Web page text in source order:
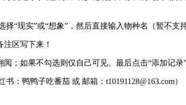
“现实”或“想象”，然后直接输入物种名（暂不支
区写下来！
；如果不勾选则仅自己可见。最后点击“添加记录
：鸭鸭子吃番茄 或 邮箱：t10191128@163.com）